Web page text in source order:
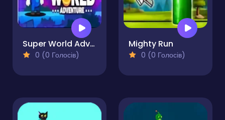
Super World Adventure Pro
0 (0 Голосів)
Mighty Run
0 (0 Голосів)